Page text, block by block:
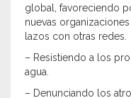
global, favoreciendo
nuevas
lazos con otras redes.
– Resistiendo a los
agua.
– Denunciando los